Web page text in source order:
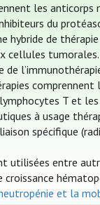
les
du
hybride de
cellules tumorales.
de
T et
à usage
spécifique
utilisées entre
croissance
et la